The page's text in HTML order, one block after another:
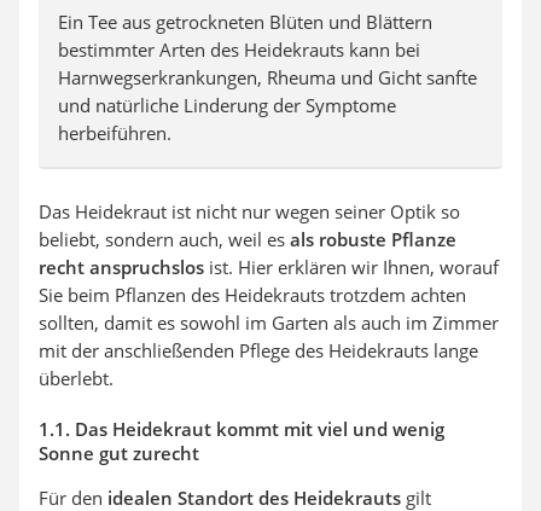
Ein Tee aus getrockneten Blüten und Blättern
bestimmter Arten des Heidekrauts kann bei
Harnwegserkrankungen, Rheuma und Gicht sanfte
und natürliche Linderung der Symptome
herbeiführen.
Das Heidekraut ist nicht nur wegen seiner Optik so
beliebt, sondern auch, weil es als robuste Pflanze
recht anspruchslos ist. Hier erklären wir Ihnen, worauf
Sie beim Pflanzen des Heidekrauts trotzdem achten
sollten, damit es sowohl im Garten als auch im Zimmer
mit der anschließenden Pflege des Heidekrauts lange
überlebt.
1.1. Das Heidekraut kommt mit viel und wenig
Sonne gut zurecht
Für den idealen Standort des Heidekrauts gilt